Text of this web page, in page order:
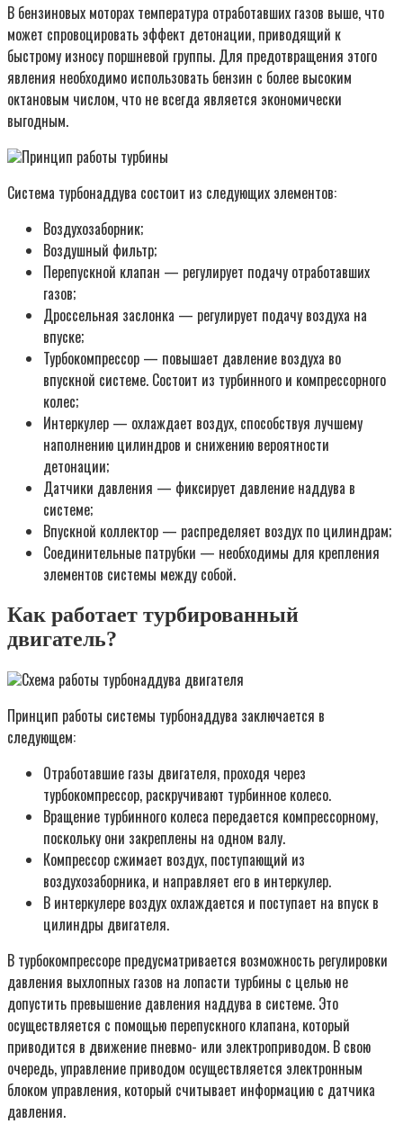
В бензиновых моторах температура отработавших газов выше, что
может спровоцировать эффект детонации, приводящий к
быстрому износу поршневой группы. Для предотвращения этого
явления необходимо использовать бензин с более высоким
октановым числом, что не всегда является экономически
выгодным.
Принцип работы турбины
Система турбонаддува состоит из следующих элементов:
Воздухозаборник;
Воздушный фильтр;
Перепускной клапан — регулирует подачу отработавших
газов;
Дроссельная заслонка — регулирует подачу воздуха на
впуске;
Турбокомпрессор — повышает давление воздуха во
впускной системе. Состоит из турбинного и компрессорного
колес;
Интеркулер — охлаждает воздух, способствуя лучшему
наполнению цилиндров и снижению вероятности
детонации;
Датчики давления — фиксирует давление наддува в
системе;
Впускной коллектор — распределяет воздух по цилиндрам;
Соединительные патрубки — необходимы для крепления
элементов системы между собой.
Как работает турбированный
двигатель?
Схема работы турбонаддува двигателя
Принцип работы системы турбонаддува заключается в
следующем:
Отработавшие газы двигателя, проходя через
турбокомпрессор, раскручивают турбинное колесо.
Вращение турбинного колеса передается компрессорному,
поскольку они закреплены на одном валу.
Компрессор сжимает воздух, поступающий из
воздухозаборника, и направляет его в интеркулер.
В интеркулере воздух охлаждается и поступает на впуск в
цилиндры двигателя.
В турбокомпрессоре предусматривается возможность регулировки
давления выхлопных газов на лопасти турбины с целью не
допустить превышение давления наддува в системе. Это
осуществляется с помощью перепускного клапана, который
приводится в движение пневмо- или электроприводом. В свою
очередь, управление приводом осуществляется электронным
блоком управления, который считывает информацию с датчика
давления.